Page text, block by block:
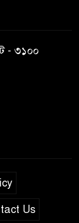
- ৩১০০
Us